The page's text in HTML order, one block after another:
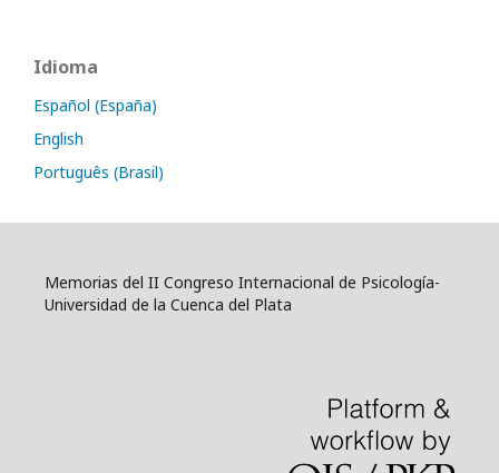
Idioma
Español (España)
English
Português (Brasil)
Memorias del II Congreso Internacional de Psicología-
Universidad de la Cuenca del Plata